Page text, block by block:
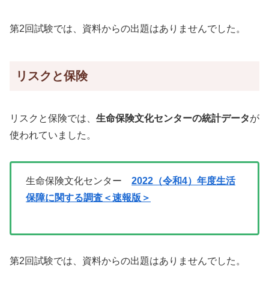
第2回試験では、資料からの出題はありませんでした。
リスクと保険
リスクと保険では、 生命保険文化センターの統計データが
使われていました。
生命保険文化センター 2022（令和4）年度生活
保障に関する調査＜速報版＞
第2回試験では、資料からの出題はありませんでした。